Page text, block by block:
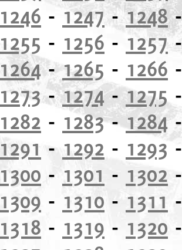
1246 - 1247-1248
1255 - 1256 - 1257
1264-1265 - 1266
1273-1274-1275
1282 - 1283-1284
1291 - 1292 - 1293
1300 - 1301 - 1302
1309 - 1310 - 1311
1318 - 1319 - 1320